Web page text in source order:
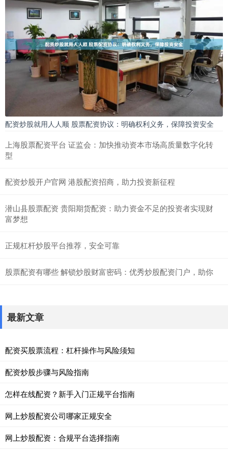
配资炒股就用人人顺 股票配资协议：明确权利义务，保障投资安全
上海股票配资平台 证监会：加快推动资本市场高质量数字化转
型
配资炒股开户官网 港股配资招商，助力投资新征程
潜山县股票配资 贵阳期货配资：助力资金不足的投资者实现财
富梦想
正规杠杆炒股平台推荐，安全可靠
股票配资有哪些 解锁炒股财富密码：优秀炒股配资门户，助你
最新文章
配资买股票流程：杠杆操作与风险须知
配资炒股步骤与风险指南
怎样在线配资？新手入门正规平台指南
网上炒股配资公司哪家正规安全
网上炒股配资：合规平台选择指南